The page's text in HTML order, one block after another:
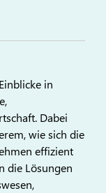
in
Dabei
wie sich die
effizient
die Lösungen